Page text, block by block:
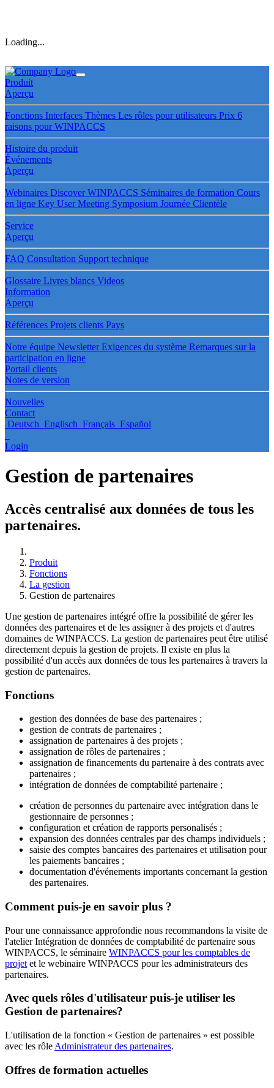
Loading...
Produit
Aperçu
Fonctions Interfaces Thèmes Les rôles pour utilisateurs Prix 6
raisons pour WINPACCS
Histoire du produit
Événements
Aperçu
Webinaires Discover WINPACCS Séminaires de formation Cours
en ligne Key User Meeting Symposium Journée Clientèle
Service
Aperçu
FAQ Consultation Support technique
Glossaire Livres blancs Videos
Information
Aperçu
Références Projets clients Pays
Notre équipe NewsletterExigences du système Remarques sur la
participation en ligne
Portail clients
Notes de version
Nouvelles
Contact
Deutsch Englisch Français Español
Login
Gestion de partenaires
Accès centralisé aux données de tous les
partenaires.
Produit
Fonctions
La gestion
Gestion de partenaires
Une gestion de partenaires intégré offre la possibilité de gérer les
données des partenaires et de les assigner à des projets et d'autres
domaines de WINPACCS. La gestion de partenaires peut être utilisé
directement depuis la gestion de projets. Il existe en plus la
possibilité d'un accès aux données de tous les partenaires à travers la
gestion de partenaires.
Fonctions
gestion des données de base des partenaires ;
gestion de contrats de partenaires ;
assignation de partenaires à des projets ;
assignation de rôles de partenaires ;
assignation de financements du partenaire à des contrats avec
partenaires ;
intégration de données de comptabilité partenaire ;
création de personnes du partenaire avec intégration dans le
gestionnaire de personnes ;
configuration et création de rapports personalisés ;
expansion des données centrales par des champs individuels ;
saisie des comptes bancaires des partenaires et utilisation pour
les paiements bancaires ;
documentation d'événements importants concernant la gestion
des partenaires.
Comment puis-je en savoir plus ?
Pour une connaissance approfondie nous recommandons la visite de
l'atelier Intégration de données de comptabilité de partenaire sous
WINPACCS, le séminaire WINPACCS pour les comptables de
projet et le webinaire WINPACCS pour les administrateurs des
partenaires.
Avec quels rôles d'utilisateur puis-je utiliser les
Gestion de partenaires?
L'utilisation de la fonction « Gestion de partenaires » est possible
avec les rôle Administrateur des partenaires.
Offres de formation actuelles